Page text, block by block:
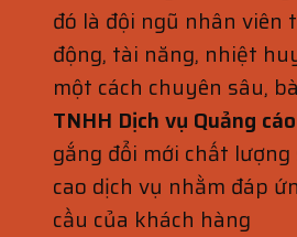
đó là đội ngũ nhân viên
động, tài năng, nhiệt
một cách chuyên sâu,
TNHH Dịch vụ Quảng
gắng đổi mới chất
cao dịch vụ nhằm đáp
cầu của khách hàng